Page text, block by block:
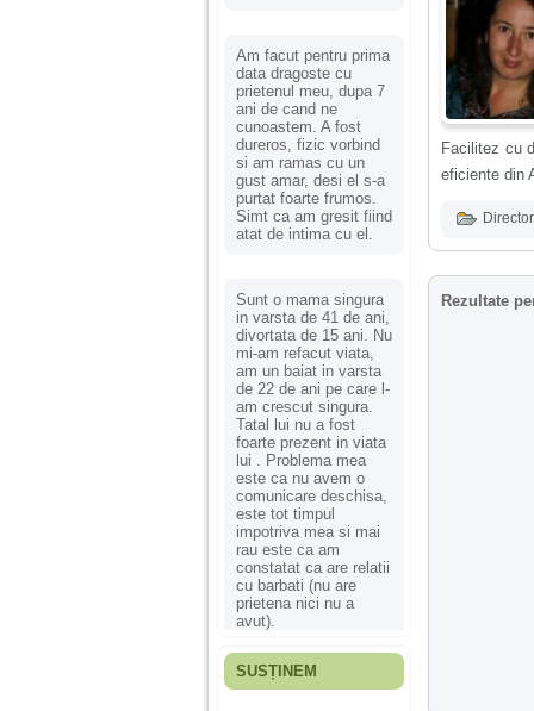
Am facut pentru prima
data dragoste cu
prietenul meu, dupa 7
ani de cand ne
cunoastem. A fost
dureros, fizic vorbind
si am ramas cu un
gust amar, desi el s-a
purtat foarte frumos.
Simt ca am gresit fiind
atat de intima cu el.
Sunt o mama singura
in varsta de 41 de ani,
divortata de 15 ani. Nu
mi-am refacut viata,
am un baiat in varsta
de 22 de ani pe care l-
am crescut singura.
Tatal lui nu a fost
foarte prezent in viata
lui . Problema mea
este ca nu avem o
comunicare deschisa,
este tot timpul
impotriva mea si mai
rau este ca am
constatat ca are relatii
cu barbati (nu are
prietena nici nu a
avut).
Fiica mea s-a nascut
SUSȚINEM
Facilitez cu
eficiente din
Rezultate